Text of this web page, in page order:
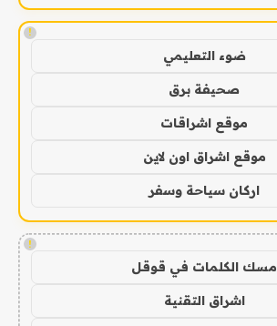
!
ضوء التعليمي
صحيفة برق
موقع اشراقات
موقع اشراق اون لاين
اركان سياحة وسفر
!
مسك الكلمات في قوقل
اشراق التقنية